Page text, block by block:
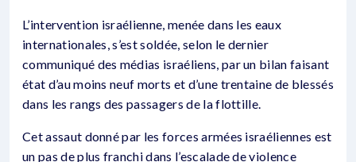
L’intervention israélienne, menée dans les eaux
internationales, s’est soldée, selon le dernier
communiqué des médias israéliens, par un bilan faisant
état d’au moins neuf morts et d’une trentaine de blessés
dans les rangs des passagers de la flottille.
Cet assaut donné par les forces armées israéliennes est
un pas de plus franchi dans l’escalade de violence